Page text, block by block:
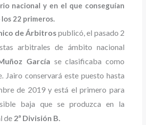
nacional y en el que conseguían
22 primeros.
de Árbitros publicó, el pasado 2
arbitrales de ámbito nacional
García se clasificaba como
Jairo conservará este puesto hasta
de 2019 y está el primero para
baja que se produzca en la
de 2ª División B.